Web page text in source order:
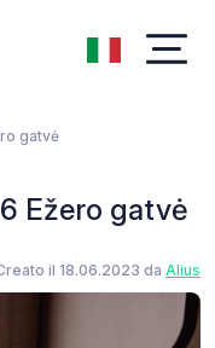
gatvė
Ežero gatvė
il 18.06.2023 da Alius